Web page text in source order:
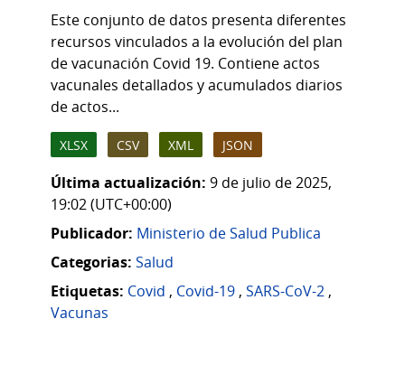
Este conjunto de datos presenta diferentes
recursos vinculados a la evolución del plan
de vacunación Covid 19. Contiene actos
vacunales detallados y acumulados diarios
de actos...
XLSX CSV XML JSON
Última actualización: 9 de julio de 2025,
19:02 (UTC+00:00)
Publicador: Ministerio de Salud Publica
Categorias: Salud
Etiquetas: Covid , Covid-19 , SARS-CoV-2 ,
Vacunas